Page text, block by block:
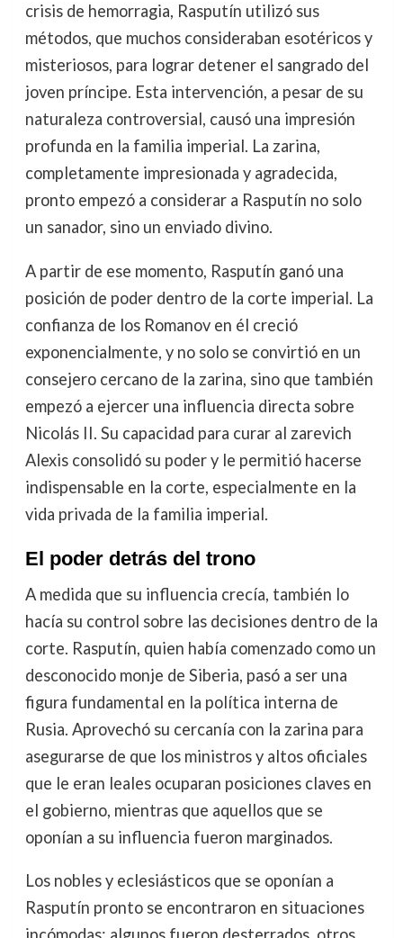
crisis de hemorragia, Rasputín utilizó sus
métodos, que muchos consideraban esotéricos y
misteriosos, para lograr detener el sangrado del
joven príncipe. Esta intervención, a pesar de su
naturaleza controversial, causó una impresión
profunda en la familia imperial. La zarina,
completamente impresionada y agradecida,
pronto empezó a considerar a Rasputín no solo
un sanador, sino un enviado divino.
A partir de ese momento, Rasputín ganó una
posición de poder dentro de la corte imperial. La
confianza de los Romanov en él creció
exponencialmente, y no solo se convirtió en un
consejero cercano de la zarina, sino que también
empezó a ejercer una influencia directa sobre
Nicolás II. Su capacidad para curar al zarevich
Alexis consolidó su poder y le permitió hacerse
indispensable en la corte, especialmente en la
vida privada de la familia imperial.
El poder detrás del trono
A medida que su influencia crecía, también lo
hacía su control sobre las decisiones dentro de la
corte. Rasputín, quien había comenzado como un
desconocido monje de Siberia, pasó a ser una
figura fundamental en la política interna de
Rusia. Aprovechó su cercanía con la zarina para
asegurarse de que los ministros y altos oficiales
que le eran leales ocuparan posiciones claves en
el gobierno, mientras que aquellos que se
oponían a su influencia fueron marginados.
Los nobles y eclesiásticos que se oponían a
Rasputín pronto se encontraron en situaciones